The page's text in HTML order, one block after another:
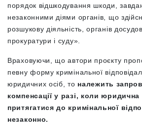
порядок відшкодування шкоди,
незаконними діями органів, що
розшукову діяльність, органів
прокуратури і суду».
Враховуючи, що автори проєкту
певну форму кримінальної
юридичних осіб, то належить
компенсації у разі, коли
притягатися до кримінальної
незаконно.